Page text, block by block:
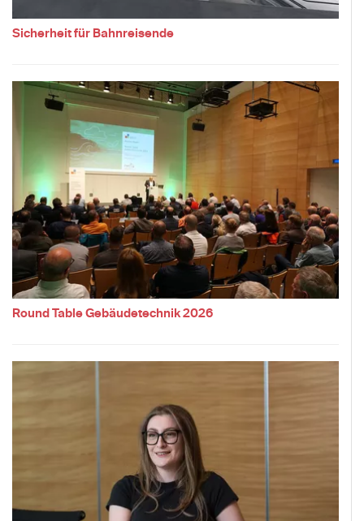
Sicherheit für Bahnreisende
Round Table Gebäudetechnik 2026